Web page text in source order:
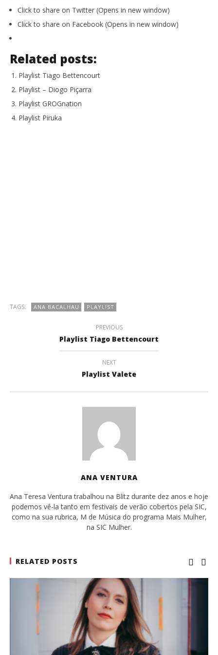
Click to share on Twitter (Opens in new window)
Click to share on Facebook (Opens in new window)
Related posts:
Playlist Tiago Bettencourt
Playlist – Diogo Piçarra
Playlist GROGnation
Playlist Piruka
TAGS: ANA BACALHAU PLAYLIST
PREVIOUS
Playlist Tiago Bettencourt
NEXT
Playlist Valete
ANA VENTURA
Ana Teresa Ventura trabalhou na Blitz durante dez anos e hoje
podemos vê-la tanto em festivais de verão cobertos pela SIC,
como na sua rubrica, M de Música do programa Mais Mulher,
na SIC Mulher.
RELATED POSTS